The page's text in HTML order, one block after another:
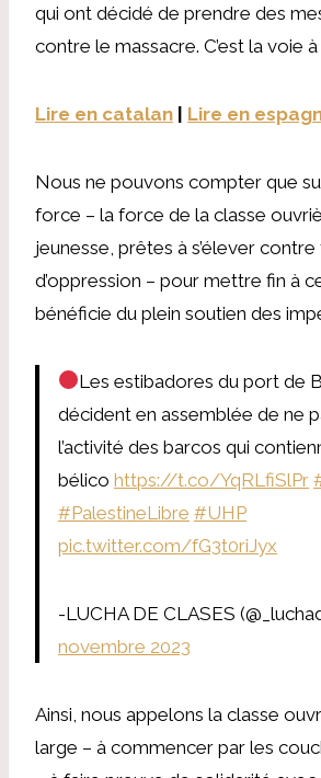
qui ont décidé de prendre des
contre le massacre. C’est la voie à
Lire en catalan | Lire en
Nous ne pouvons compter que
force – la force de la classe
jeunesse, prêtes à s’élever
d’oppression – pour mettre fin à
bénéficie du plein soutien des
Les estibadores du port de
décident en assemblée de ne
l’activité des barcos qui
bélico https://t.co/YqRLfiSlPr
#PalestineLibre #UHP
pic.twitter.com/fG3t0riJyx
-LUCHA DE CLASES
novembre 2023
Ainsi, nous appelons la classe
large – à commencer par les